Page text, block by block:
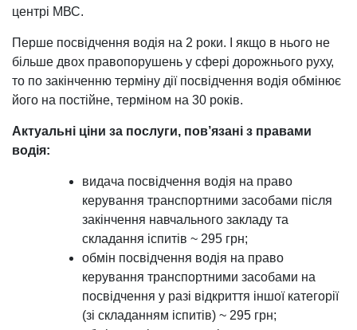
центрі МВС.
Перше посвідчення водія на 2 роки. І якщо в нього не
більше двох правопорушень у сфері дорожнього руху,
то по закінченню терміну дії посвідчення водія обмінює
його на постійне, терміном на 30 років.
Актуальні ціни за послуги, пов’язані з правами
водія:
видача посвідчення водія на право
керування транспортними засобами після
закінчення навчального закладу та
складання іспитів ~ 295 грн;
обмін посвідчення водія на право
керування транспортними засобами на
посвідчення у разі відкриття іншої категорії
(зі складанням іспитів) ~ 295 грн;